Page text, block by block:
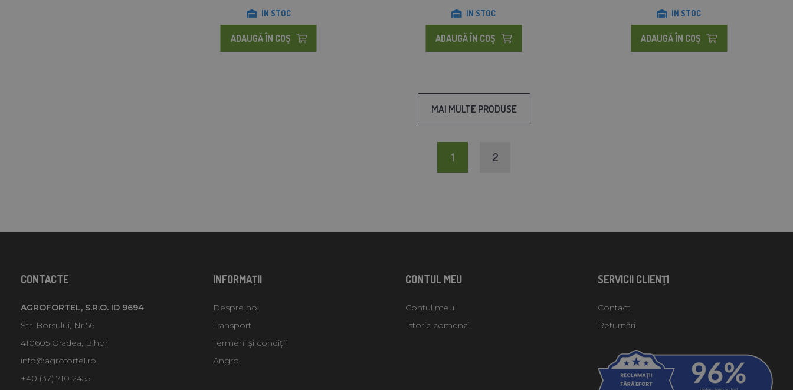
IN STOC
ADAUGĂ ÎN COŞ
IN STOC
ADAUGĂ ÎN COŞ
IN STOC
ADAUGĂ ÎN COŞ
MAI MULTE PRODUSE
1 2
CONTACTE
AGROFORTEL, S.R.O. ID 9694
Str. Borsului, Nr.56
410605 Oradea, Bihor
info@agrofortel.ro
+40 (37) 710 2455
INFORMAŢII
Despre noi
Transport
Termeni și condiții
Angro
CONTUL MEU
Contul meu
Istoric comenzi
SERVICII CLIENŢI
Contact
Returnări